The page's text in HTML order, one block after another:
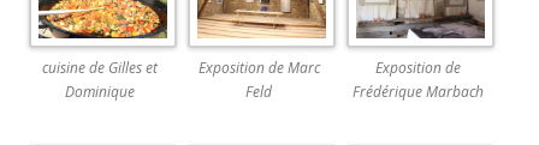
cuisine de Gilles et
Dominique
Exposition de Marc
Feld
Exposition de
Frédérique Marbach